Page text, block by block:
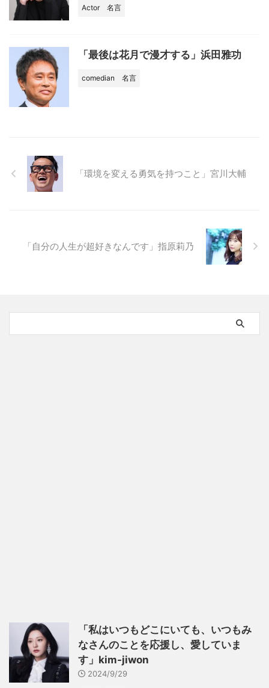
Actor 名言
「最後は花月で漫才する」浜田雅功
comedian 名言
「環境を変える勇気を持つこと」宮川大輔
「自分の人生が超好きなんです」指原莉乃
「私はいつもどこにいても、いつもみ
なさんのことを応援し、愛していま
す」kim-jiwon
2024/9/29